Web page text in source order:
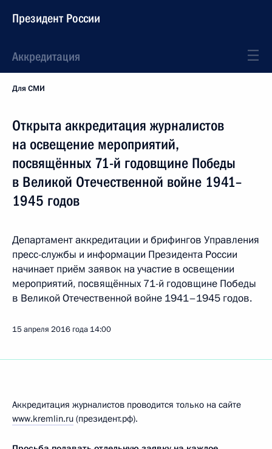
Президент России
Аккредитация
Для СМИ
Открыта аккредитация журналистов
на освещение мероприятий,
посвящённых 71-й годовщине Победы
в Великой Отечественной войне 1941–
1945 годов
Департамент аккредитации и брифингов Управления
пресс-службы и информации Президента России
начинает приём заявок на участие в освещении
мероприятий, посвящённых 71-й годовщине Победы
в Великой Отечественной войне 1941–1945 годов.
15 апреля 2016 года 14:00
Аккредитация журналистов проводится только на сайте
www.kremlin.ru (президент.рф).